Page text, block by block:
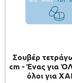
Σουβέρ
cm - Ένας για
όλοι για